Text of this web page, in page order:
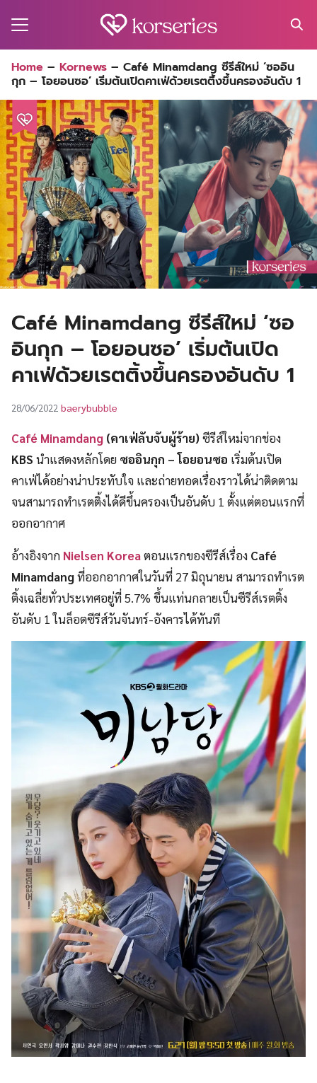
for:
Home – Kornews – Café Minamdang ซีรีส์ใหม่ ‘ซออิน
กุก – โอยอนซอ’ เริ่มต้นเปิดคาเฟ่ด้วยเรตติ้งขึ้นครองอันดับ 1
Café Minamdang ซีรีส์ใหม่ ‘ซอ
อินกุก – โอยอนซอ’ เริ่มต้นเปิด
คาเฟ่ด้วยเรตติ้งขึ้นครองอันดับ 1
28/06/2022 baerybubble
Café Minamdang (คาเฟ่ลับจับผู้ร้าย)ซีรีส์ใหม่จากช่อง
KBS นำแสดงหลักโดย ซออินกุก – โอยอนซอ เริ่มต้นเปิด
คาเฟ่ได้อย่างน่าประทับใจ และถ่ายทอดเรื่องราวได้น่าติดตาม
จนสามารถทำเรตติ้งได้ดีขึ้นครองเป็นอันดับ 1 ตั้งแต่ตอนแรกที่
ออกอากาศ
อ้างอิงจาก Nielsen Koreaตอนแรกของซีรีส์เรื่อง Café
Minamdangที่ออกอากาศในวันที่ 27 มิถุนายน สามารถทำเรต
ติ้งเฉลี่ยทั่วประเทศอยู่ที่ 5.7% ขึ้นแท่นกลายเป็นซีรีส์เรตติ้ง
อันดับ 1 ในล็อตซีรีส์วันจันทร์-อังคารได้ทันที